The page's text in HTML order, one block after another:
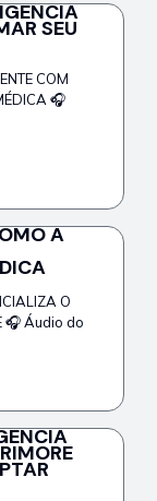
SEU
COM
🎧
A
O
🎧 Áudio do